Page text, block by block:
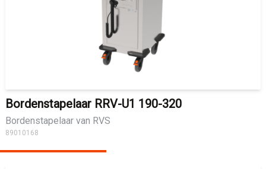
Bordenstapelaar RRV-U1 190-320
Bordenstapelaar van RVS
89010168